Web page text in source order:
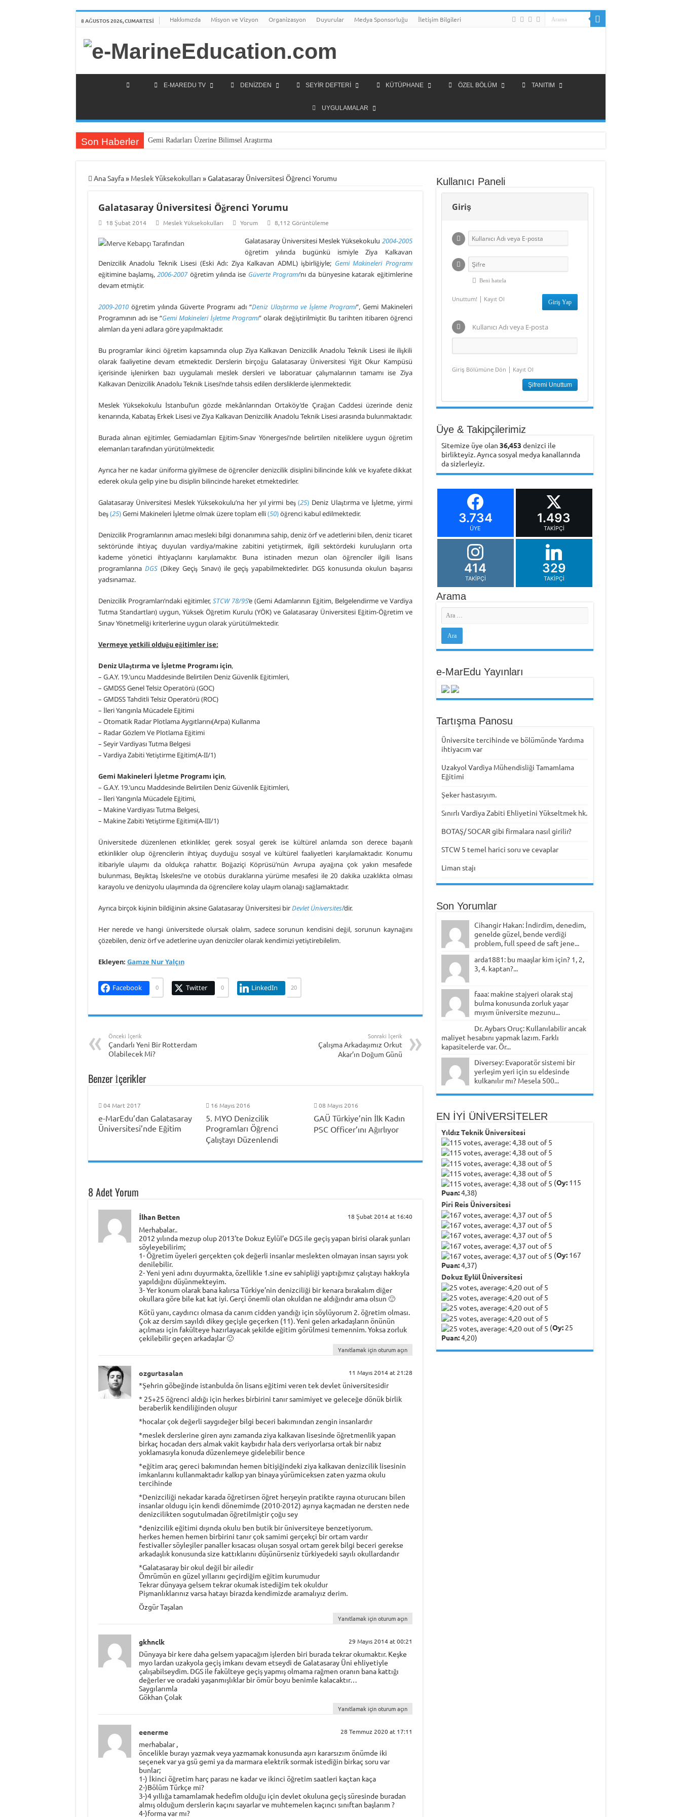
8 AĞUSTOS 2026, CUMARTESI Hakkımızda Misyon ve Vizyon Organizasyon Duyurular Medya Sponsorluğu İletişim Bilgileri
E-MAREDU TV DENIZDEN SEYIR DEFTERI KÜTÜPHANE ÖZEL BÖLÜM TANITIM
UYGULAMALAR
Son Haberler Gemi Radarları Üzerine Bilimsel Araştırma
Piri Reis Üniversitesi’nden Arsa Satışı
DARGEB-Denizci Gönüllülerden Gemi İnsanlarına Mesaj Var!
MINE-EMI Projesi ile Ortak Yüksek Lisans Programı Geliştirme Çalışmaları
Armona Denizcilik İşletme Müdürü Kapt. Semih Falay Vefat Etti
Piri Reis Üniversitesi’nin Karadeniz Ülkeleri için “Ortak Yüksek Lisans Programı” Projesi
DARGEB’ten, Deniz’den Fotoğraf Sergisi
Ana Sayfa» Meslek Yüksekokulları »Galatasaray Üniversitesi Öğrenci Yorumu
Galatasaray Üniversitesi Öğrenci Yorumu
18 Şubat 2014 Meslek Yüksekokulları Yorum 8,112 Görüntüleme
Galatasaray Üniversitesi Meslek Yüksekokulu 2004-2005
öğretim yılında bugünkü ismiyle Ziya Kalkavan
Denizcilik Anadolu Teknik Lisesi (Eski Adı: Ziya Kalkavan ADML) işbirliğiyle; Gemi Makineleri Programı
eğitimine başlamış,2006-2007öğretim yılında ise Güverte Programı’nı da bünyesine katarak eğitimlerine
devam etmiştir.
2009-2010öğretim yılında Güverte Programı adı “Deniz Ulaştırma ve İşleme Programı”, Gemi Makineleri
Programının adı ise “Gemi Makineleri İşletme Programı” olarak değiştirilmiştir. Bu tarihten itibaren öğrenci
alımları da yeni adlara göre yapılmaktadır.
Bu programlar ikinci öğretim kapsamında olup Ziya Kalkavan Denizcilik Anadolu Teknik Lisesi ile ilişkili
olarak faaliyetine devam etmektedir. Derslerin birçoğu Galatasaray Üniversitesi Yiğit Okur Kampüsü
içerisinde işlenirken bazı uygulamalı meslek dersleri ve laboratuar çalışmalarının tamamı ise Ziya
Kalkavan Denizcilik Anadolu Teknik Lisesi’nde tahsis edilen dersliklerde işlenmektedir.
Meslek Yüksekokulu İstanbul’un gözde mekânlarından Ortaköy’de Çırağan Caddesi üzerinde deniz
kenarında, Kabataş Erkek Lisesi ve Ziya Kalkavan Denizcilik Anadolu Teknik Lisesi arasında bulunmaktadır.
Burada alınan eğitimler, Gemiadamları Eğitim-Sınav Yönergesi’nde belirtilen niteliklere uygun öğretim
elemanları tarafından yürütülmektedir.
Ayrıca her ne kadar üniforma giyilmese de öğrenciler denizcilik disiplini bilincinde kılık ve kıyafete dikkat
ederek okula gelip yine bu disiplin bilincinde hareket etmektedirler.
Galatasaray Üniversitesi Meslek Yüksekokulu’na her yıl yirmi beş(25) Deniz Ulaştırma ve İşletme, yirmi
beş(25)Gemi Makineleri İşletme olmak üzere toplam elli(50)öğrenci kabul edilmektedir.
Denizcilik Programlarının amacı mesleki bilgi donanımına sahip, deniz örf ve adetlerini bilen, deniz ticaret
sektöründe ihtiyaç duyulan vardiya/makine zabitini yetiştirmek, ilgili sektördeki kuruluşların orta
kademe yönetici ihtiyaçlarını karşılamaktır. Buna istinaden mezun olan öğrenciler ilgili lisans
programlarına DGS (Dikey Geçiş Sınavı) ile geçiş yapabilmektedirler. DGS konusunda okulun başarısı
yadsınamaz.
Denizcilik Programları’ndaki eğitimler, STCW 78/95‘e (Gemi Adamlarının Eğitim, Belgelendirme ve Vardiya
Tutma Standartları) uygun, Yüksek Öğretim Kurulu (YÖK) ve Galatasaray Üniversitesi Eğitim-Öğretim ve
Sınav Yönetmeliği kriterlerine uygun olarak yürütülmektedir.
Vermeye yetkili olduğu eğitimler ise:
Deniz Ulaştırma ve İşletme Programı için,
– G.A.Y. 19.’uncu Maddesinde Belirtilen Deniz Güvenlik Eğitimleri,
– GMDSS Genel Telsiz Operatörü (GOC)
– GMDSS Tahditli Telsiz Operatörü (ROC)
– İleri Yangınla Mücadele Eğitimi
– Otomatik Radar Plotlama Aygıtlarını(Arpa) Kullanma
– Radar Gözlem Ve Plotlama Eğitimi
– Seyir Vardiyası Tutma Belgesi
– Vardiya Zabiti Yetiştirme Eğitim(A-II/1)
Gemi Makineleri İşletme Programı için,
– G.A.Y. 19.’uncu Maddesinde Belirtilen Deniz Güvenlik Eğitimleri,
– İleri Yangınla Mücadele Eğitimi,
– Makine Vardiyası Tutma Belgesi,
– Makine Zabiti Yetiştirme Eğitimi(A-III/1)
Üniversitede düzenlenen etkinlikler, gerek sosyal gerek ise kültürel anlamda son derece başarılı
etkinlikler olup öğrencilerin ihtiyaç duyduğu sosyal ve kültürel faaliyetleri karşılamaktadır. Konumu
itibariyle ulaşımı da oldukça rahattır. Boğaziçi Köprüsü’nün Avrupa ayağına çok yakın mesafede
bulunması, Beşiktaş İskelesi’ne ve otobüs duraklarına yürüme mesafesi ile 20 dakika uzaklıkta olması
karayolu ve denizyolu ulaşımında da öğrencilere kolay ulaşım olanağı sağlamaktadır.
Ayrıca birçok kişinin bildiğinin aksine Galatasaray Üniversitesi birDevlet Üniversitesi’dir.
Her nerede ve hangi üniversitede olursak olalım, sadece sorunun kendisini değil, sorunun kaynağını
çözebilen, deniz örf ve adetlerine uyan denizciler olarak kendimizi yetiştirebilelim.
Ekleyen: Gamze Nur Yalçın
Facebook 0 Twitter 0 LinkedIn 20
Önceki İçerik
Çandarlı Yeni Bir Rotterdam
Olabilecek Mi?
Sonraki İçerik
Çalışma Arkadaşımız Orkut
Akar’ın Doğum Günü
Benzer İçerikler
04 Mart 2017
e-MarEdu’dan Galatasaray
Üniversitesi’nde Eğitim
16 Mayıs 2016
5. MYO Denizcilik
Programları Öğrenci
Çalıştayı Düzenlendi
08 Mayıs 2016
GAÜ Türkiye’nin İlk Kadın
PSC Officer’ını Ağırlıyor
8 Adet Yorum
İlhan Betten 18 Şubat 2014 at 16:40
Merhabalar..
2012 yılında mezup olup 2013’te Dokuz Eylül’e DGS ile geçiş yapan birisi olarak şunları
söyleyebilirim;
1- Öğretim üyeleri gerçekten çok değerli insanlar meslekten olmayan insan sayısı yok
denilebilir.
2- Yeni yeni adını duyurmakta, özellikle 1.sine ev sahipliği yaptığımız çalıştayı hakkıyla
yapıldığını düşünmekteyim.
3- Yer konum olarak bana kalırsa Türkiye’nin denizciliği bir kenara bırakalım diğer
okullara göre bile kat kat iyi. Gerçi önemli olan okuldan ne aldığındır ama olsun 🙂
Kötü yanı, caydırıcı olmasa da canım cidden yandığı için söylüyorum 2. öğretim olması.
Çok az dersim sayıldı dikey geçişle geçerken (11). Yeni gelen arkadaşların önünün
açılması için fakülteye hazırlayacak şekilde eğitim görülmesi temennim. Yoksa zorluk
çekilebilir geçen arkadaşlar 🙂
Yanıtlamak için oturum açın
ozgurtasalan 11 Mayıs 2014 at 21:28
*Şehrin göbeğinde istanbulda ön lisans eğitimi veren tek devlet üniversitesidir
* 25+25 öğrenci aldığı için herkes birbirini tanır samimiyet ve geleceğe dönük birlik
beraberlik kendiliğinden oluşur
*hocalar çok değerli saygıdeğer bilgi beceri bakımından zengin insanlardır
*meslek derslerine giren aynı zamanda ziya kalkavan lisesinde öğretmenlik yapan
birkaç hocadan ders almak vakit kaybıdır hala ders veriyorlarsa ortak bir nabız
yoklamasıyla konuda düzenlemeye gidelebilir bence
*eğitim araç gereci bakımından hemen bitişiğindeki ziya kalkavan denizcilik lisesinin
imkanlarını kullanmaktadır kalkıp yan binaya yürümiceksen zaten yazma okulu
tercihinde
*Denizciliği nekadar karada öğretirsen öğret herşeyin pratikte rayına oturucanı bilen
insanlar oldugu için kendi dönemimde (2010-2012) aşırıya kaçmadan ne dersten nede
denizcilikten sogutulmadan öğretilmiştir çoğu sey
*denizcilik eğitimi dışında okulu ben butik bir üniversiteye benzetiyorum.
herkes hemen hemen birbirini tanır çok samimi gerçekçi bir ortam vardır
festivaller söyleşiler panaller kısacası oluşan sosyal ortam gerek bilgi beceri gerekse
arkadaşlık konusunda size kattıklarını düşünürseniz türkiyedeki sayılı okullardandır
*Galatasaray bir okul değil bir ailedir
Ömrümün en güzel yıllarını geçirdiğim eğitim kurumudur
Tekrar dünyaya gelsem tekrar okumak istediğim tek okuldur
Pişmanlıklarınız varsa hatayı birazda kendimizde aramalıyız derim.
Özgür Taşalan
Yanıtlamak için oturum açın
gkhnclk 29 Mayıs 2014 at 00:21
Dünyaya bir kere daha gelsem yapacağım işlerden biri burada tekrar okumaktır. Keşke
myo lardan uzakyola geçiş imkanı devam etseydi de Galatasaray Üni ehliyetiyle
çalışabilseydim. DGS ile fakülteye geçiş yapmış olmama rağmen oranın bana kattığı
değerler ve oradaki yaşanmışlıklar bir ömür boyu benimle kalacaktır…
Saygılarımla
Gökhan Çolak
Yanıtlamak için oturum açın
eenerme 28 Temmuz 2020 at 17:11
merhabalar ,
öncelikle burayı yazmak veya yazmamak konusunda aşırı kararsızım önümde iki
seçenek var ya gsü gemi ya da marmara elektrik sormak istediğin birkaç soru var
bunlar;
1-) İkinci öğretim harç parası ne kadar ve ikinci öğretim saatleri kaçtan kaça
2-)Bölüm Türkçe mi?
3-)4 yıllığa tamamlamak hedefim olduğu için devlet okuluna geçiş süresinde buradan
almış olduğum derslerin kaçını sayarlar ve muhtemelen kaçıncı sınıftan başlarım ?
4-)forma var mı?
Kullanıcı Paneli
Giriş
Beni hatırla
Unuttum! | Kayıt Ol
Kullanıcı Adı veya E-posta
Giriş Bölümüne Dön | Kayıt Ol
Üye & Takipçilerimiz
Sitemize üye olan 36,453 denizci ile
birlikteyiz. Ayrıca sosyal medya kanallarında
da sizlerleyiz.
3.734
ÜYE
1.493
TAKIPÇI
414
TAKIPÇI
329
TAKIPÇI
Arama
e-MarEdu Yayınları
Tartışma Panosu
Üniversite tercihinde ve bölümünde Yardıma
ihtiyacım var
Uzakyol Vardiya Mühendisliği Tamamlama
Eğitimi
Şeker hastasıyım.
Sınırlı Vardiya Zabiti Ehliyetini Yükseltmek hk.
BOTAŞ/ SOCAR gibi firmalara nasıl girilir?
STCW 5 temel harici soru ve cevaplar
Liman stajı
Son Yorumlar
Cihangir Hakan: İndirdim, denedim,
genelde güzel, bende verdiği
problem, full speed de saft jene...
arda1881: bu maaşlar kim için? 1, 2,
3, 4. kaptan?...
faaa: makine stajyeri olarak staj
bulma konusunda zorluk yaşar
mıyım üniversite mezunu...
Dr. Aybars Oruç: Kullanılabilir ancak
maliyet hesabını yapmak lazım. Farklı
kapasitelerde var. Ör...
Diversey: Evaporatör sistemi bir
yerleşim yeri için su eldesinde
kulkanılır mı? Mesela 500...
EN İYİ ÜNİVERSİTELER
Yıldız Teknik Üniversitesi
(Oy:115
Puan:4,38)
Piri Reis Üniversitesi
(Oy:167
Puan:4,37)
Dokuz Eylül Üniversitesi
(Oy:25
Puan:4,20)